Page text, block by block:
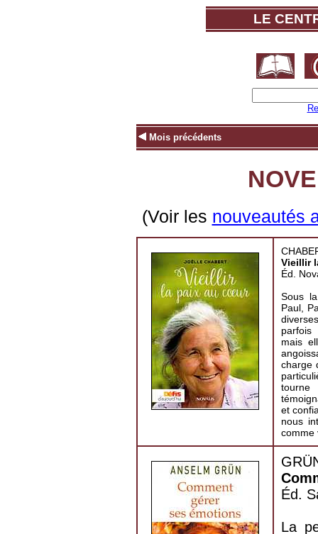
LE
Mois précédents
(Voir les nouveautés
Vieillir
Éd.
Sous
Paul,
parfois
mais
charge
tourne
et
nous
comme
Éd.
La